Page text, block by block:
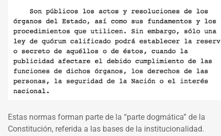
Estas normas forman parte de la “parte dogmática” de la
Constitución, referida a las bases de la institucionalidad.